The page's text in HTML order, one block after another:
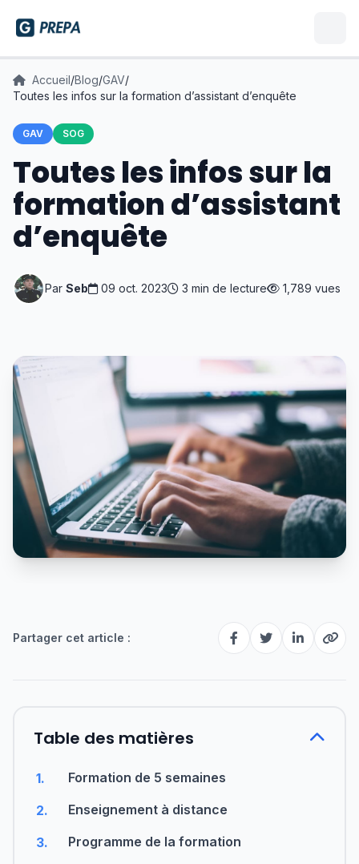
Accueil/Blog/GAV/
Toutes les infos sur la formation d’assistant d’enquête
GAV SOG
Toutes les infos sur la
formation d’assistant
d’enquête
Par Seb 09 oct. 2023 3 min de lecture 1,789 vues
Partager cet article :
Table des matières
1. Formation de 5 semaines
2. Enseignement à distance
3. Programme de la formation